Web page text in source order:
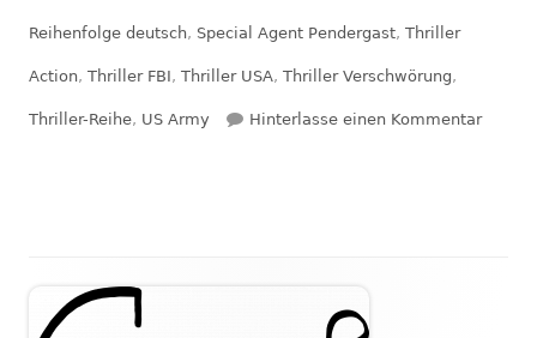
Reihenfolge deutsch, Special Agent Pendergast, Thriller
Action, Thriller FBI, Thriller USA, Thriller Verschwörung,
Thriller-Reihe, US Army Hinterlasse einen Kommentarzu
Haupt-